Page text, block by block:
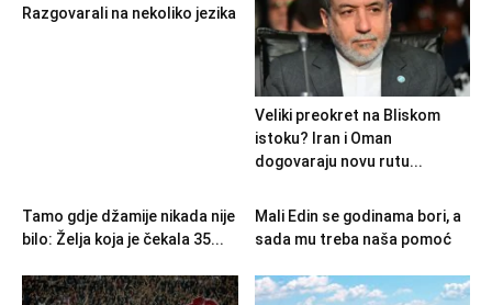
Razgovarali na nekoliko jezika
Veliki preokret na Bliskom
istoku? Iran i Oman
dogovaraju novu rutu...
Tamo gdje džamije nikada nije
bilo: Želja koja je čekala 35...
Mali Edin se godinama bori, a
sada mu treba naša pomoć